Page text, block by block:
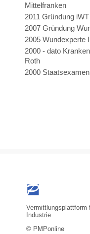
Mittelfranken
2011 Gründung
2007 Gründung
2005 Wundexperte
2000 - dato
Roth
2000
Vermittlungsplattform
Industrie
© PMPonline